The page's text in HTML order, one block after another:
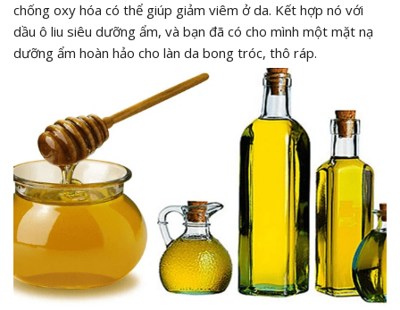
chống oxy hóa có thể giúp giảm viêm ở da. Kết hợp nó với
dầu ô liu siêu dưỡng ẩm, và bạn đã có cho mình một mặt nạ
dưỡng ẩm hoàn hảo cho làn da bong tróc, thô ráp.